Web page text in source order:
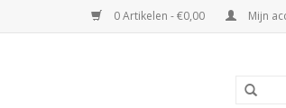
0 Artikelen - €0,00 Mijn